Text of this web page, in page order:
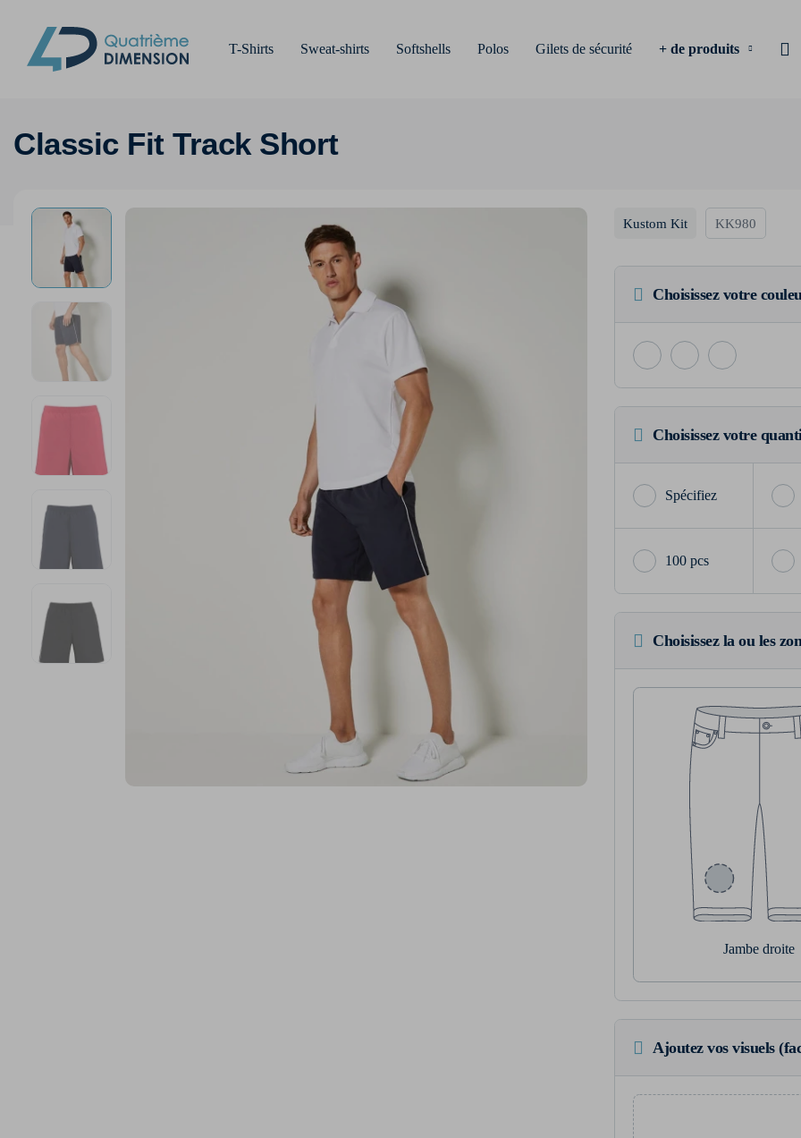
T-Shirts Sweat-shirts Softshells Polos Gilets de sécurité + de produits
Classic Fit Track Short
Kustom Kit KK980
Choisissez votre
Choisissez votre
100 pcs
Choisissez la ou les
Jambe droite
Ajoutez vos visuels